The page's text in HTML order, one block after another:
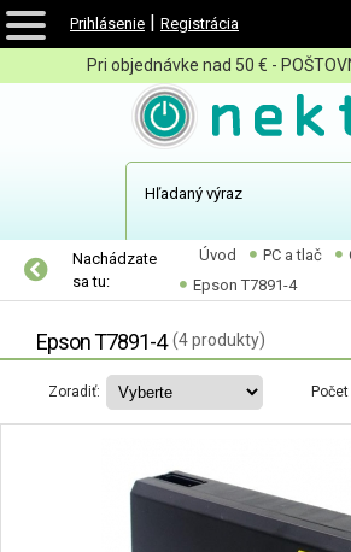
Prihlásenie | Registrácia
Pri objednávke nad 50 € -
Nachádzate
sa tu:
Úvod PC a tlač
Epson T7891-4
Epson T7891-4 (4 produkty)
Zoradiť: